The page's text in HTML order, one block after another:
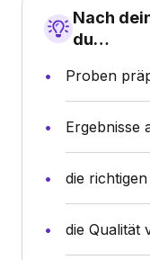
Nach
du…
Proben
Ergebnisse
die
die Qualität